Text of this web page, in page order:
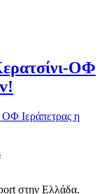
ΟΦ
ΟΦ Ιεράπετρας η
στην Ελλάδα.